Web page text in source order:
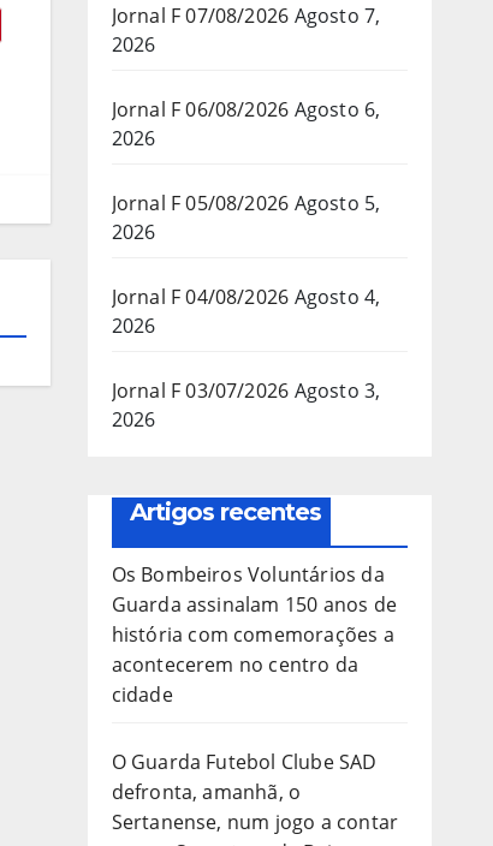
Jornal F 07/08/2026 Agosto 7,
2026
Jornal F 06/08/2026 Agosto 6,
2026
Jornal F 05/08/2026 Agosto 5,
2026
Jornal F 04/08/2026 Agosto 4,
2026
Jornal F 03/07/2026 Agosto 3,
2026
Artigos recentes
Os Bombeiros Voluntários da
Guarda assinalam 150 anos de
história com comemorações a
acontecerem no centro da
cidade
O Guarda Futebol Clube SAD
defronta, amanhã, o
Sertanense, num jogo a contar